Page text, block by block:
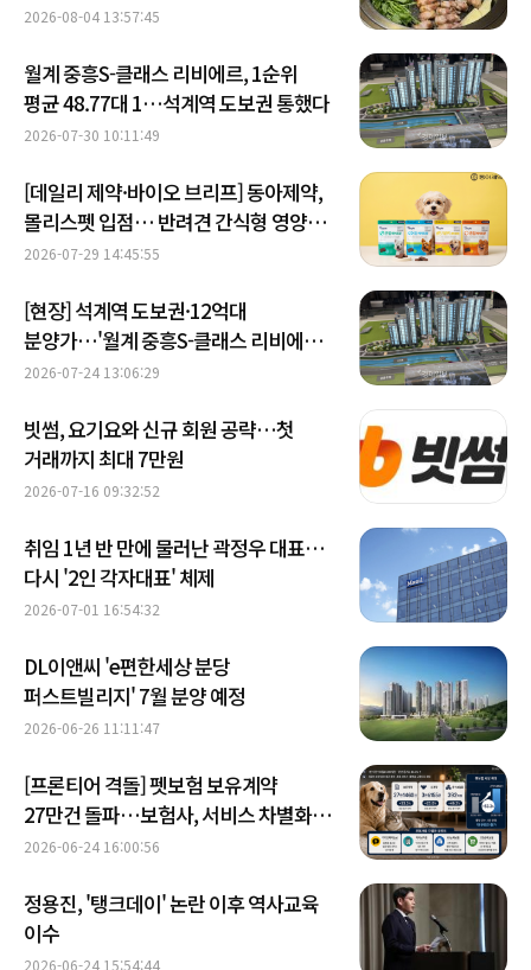
2026-08-04 13:57:45
월계 중흥S-클래스 리비에르, 1순위
평균 48.77대 1…석계역 도보권 통했다
2026-07-30 10:11:49
[데일리 제약·바이오 브리프] ​​​​​​​동아제약,
몰리스펫 입점… 반려견 간식형 영양제
선봬 外
2026-07-29 14:45:55
[현장] 석계역 도보권·12억대
분양가…'월계 중흥S-클래스 리비에르'
가보니
2026-07-24 13:06:29
빗썸, 요기요와 신규 회원 공략…첫
거래까지 최대 7만원
2026-07-16 09:32:52
취임 1년 반 만에 물러난 곽정우 대표…
다시 '2인 각자대표' 체제
2026-07-01 16:54:32
DL이앤씨 'e편한세상 분당
퍼스트빌리지' 7월 분양 예정
2026-06-26 11:11:47
[프론티어 격돌] 펫보험 보유계약
27만건 돌파…보험사, 서비스 차별화
경쟁
2026-06-24 16:00:56
정용진, '탱크데이' 논란 이후 역사교육
이수
2026-06-24 15:54:44